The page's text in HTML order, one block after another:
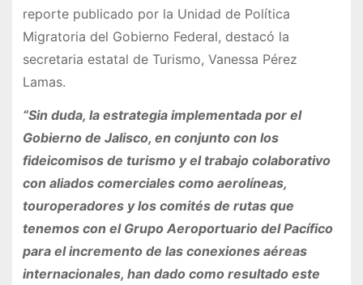
reporte publicado por la Unidad de Política
Migratoria del Gobierno Federal, destacó la
secretaria estatal de Turismo, Vanessa Pérez
Lamas.
“Sin duda, la estrategia implementada por el
Gobierno de Jalisco, en conjunto con los
fideicomisos de turismo y el trabajo colaborativo
con aliados comerciales como aerolíneas,
touroperadores y los comités de rutas que
tenemos con el Grupo Aeroportuario del Pacífico
para el incremento de las conexiones aéreas
internacionales, han dado como resultado este